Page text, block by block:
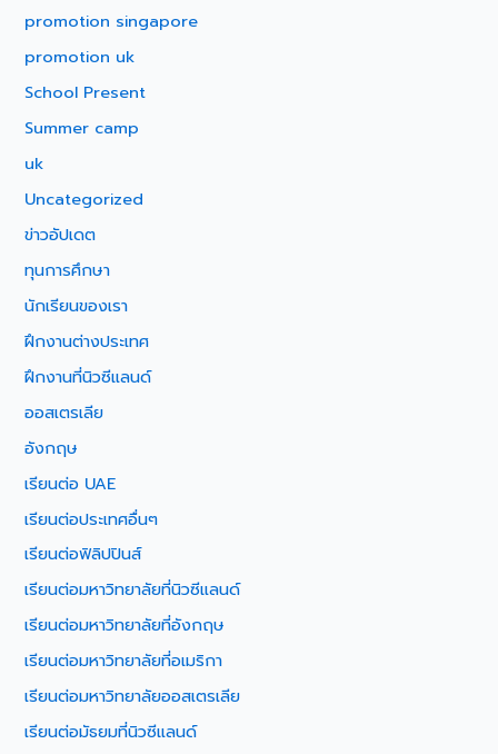
promotion singapore
promotion uk
School Present
Summer camp
uk
Uncategorized
ข่าวอัปเดต
ทุนการศึกษา
นักเรียนของเรา
ฝึกงานต่างประเทศ
ฝึกงานที่นิวซีแลนด์
ออสเตรเลีย
อังกฤษ
เรียนต่อ UAE
เรียนต่อประเทศอื่นๆ
เรียนต่อฟิลิปปินส์
เรียนต่อมหาวิทยาลัยที่นิวซีแลนด์
เรียนต่อมหาวิทยาลัยที่อังกฤษ
เรียนต่อมหาวิทยาลัยที่อเมริกา
เรียนต่อมหาวิทยาลัยออสเตรเลีย
เรียนต่อมัธยมที่นิวซีแลนด์